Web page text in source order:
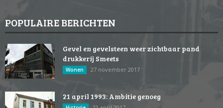
POPULAIRE BERICHTEN
Gevel en gevelsteen weer zichtbaar pand
drukkerij Smeets
Wonen 27 november 2017
21 april 1993: Ambitie genoeg